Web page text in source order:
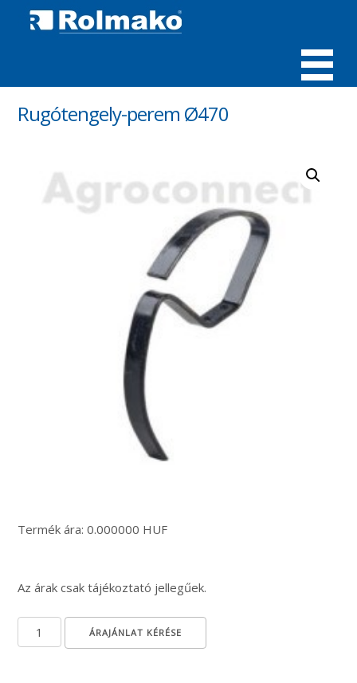
MENÜ
Rugótengely-perem Ø470
Termék ára: 0.000000 HUF
Az árak csak tájékoztató jellegűek.
Rugótengely-perem Ø470 mennyiség
ÁRAJÁNLAT KÉRÉSE